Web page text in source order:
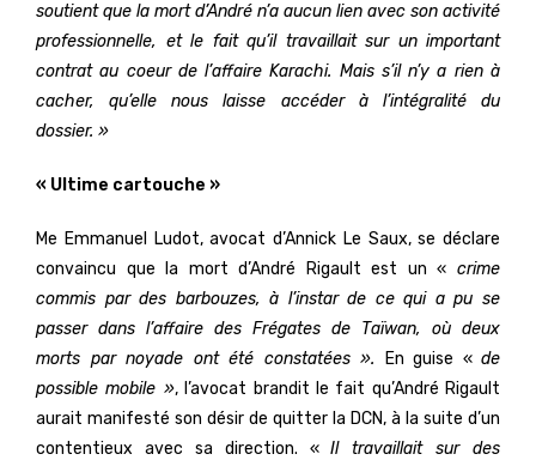
soutient que la mort d’André n’a aucun lien avec son activité
professionnelle, et le fait qu’il travaillait sur un important
contrat au coeur de l’affaire Karachi. Mais s’il n’y a rien à
cacher, qu’elle nous laisse accéder à l’intégralité du
dossier. »
« Ultime cartouche »
Me Emmanuel Ludot, avocat d’Annick Le Saux, se déclare
convaincu que la mort d’André Rigault est un « crime
commis par des barbouzes, à l’instar de ce qui a pu se
passer dans l’affaire des Frégates de Taïwan, où deux
morts par noyade ont été constatées ».
En guise « de
possible mobile », l’avocat brandit le fait qu’André Rigault
aurait manifesté son désir de quitter la DCN, à la suite d’un
contentieux avec sa direction. «Il travaillait sur des